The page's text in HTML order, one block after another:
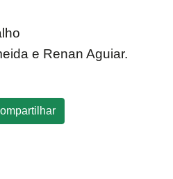
e Renan Aguiar.